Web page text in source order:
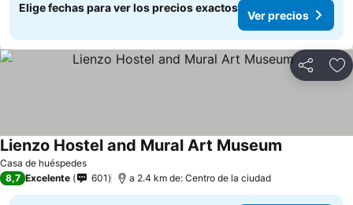
Elige fechas para ver los precios exactos
Ver precios
Compartir
Casa de huéspedes
Lienzo Hostel and Mural Art Museum
8,7 Excelente 601 a 2.4 km de: Centro de la ciudad